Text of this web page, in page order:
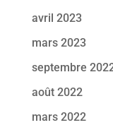
avril 2023
mars 2023
septembre
août 2022
mars 2022